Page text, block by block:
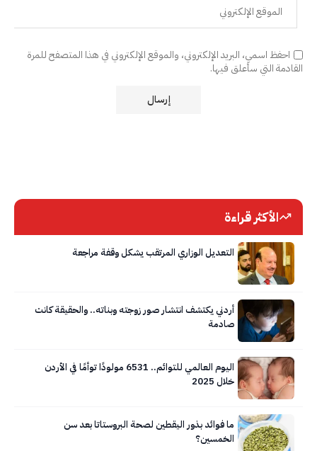
احفظ اسمي، البريد الإلكتروني، والموقع الإلكتروني في هذا المتصفح للمرة
القادمة التي سأعلق فيها.
الأكثر قراءة
التعديل الوزاري المرتقب يشكل وقفة مراجعة
أردني يكتشف انتشار صور زوجته وبناته.. والحقيقة كانت
صادمة
اليوم العالمي للتوائم.. 6531 مولودًا توأمًا في الأردن
خلال 2025
ما فوائد بذور اليقطين لصحة البروستاتا بعد سن
الخمسين؟